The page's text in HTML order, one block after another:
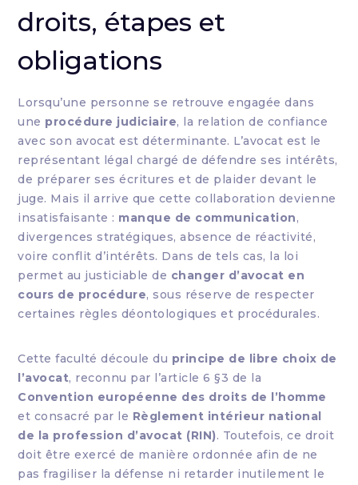
droits, étapes et
obligations
Lorsqu’une personne se retrouve engagée dans
une procédure judiciaire, la relation de confiance
avec son avocat est déterminante. L’avocat est le
représentant légal chargé de défendre ses intérêts,
de préparer ses écritures et de plaider devant le
juge. Mais il arrive que cette collaboration devienne
insatisfaisante : manque de communication,
divergences stratégiques, absence de réactivité,
voire conflit d’intérêts. Dans de tels cas, la loi
permet au justiciable de changer d’avocat en
cours de procédure, sous réserve de respecter
certaines règles déontologiques et procédurales.
Cette faculté découle du principe de libre choix de
l’avocat, reconnu par l’article 6 §3 de la
Convention européenne des droits de l’homme
et consacré par le Règlement intérieur national
de la profession d’avocat (RIN). Toutefois, ce droit
doit être exercé de manière ordonnée afin de ne
pas fragiliser la défense ni retarder inutilement le